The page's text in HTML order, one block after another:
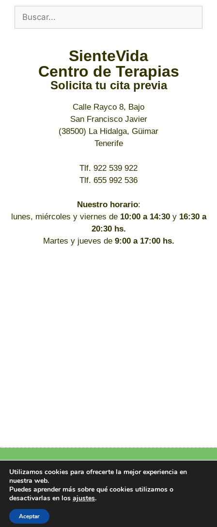
SienteVida
Centro de Terapias
Solicita tu cita previa
Calle Rayco 8, Bajo
San Francisco Javier
(38500) La Hidalga, Güimar
Tenerife
Tlf. 922 539 922
Tlf. 655 992 536
Nuestro horario:
lunes, miércoles y viernes de 10:00 a 14:30y 16:30 a
20:30 hs.
Martes y jueves de 9:00 a 17:00 hs.
Política de Privacidad |Política de Cookies |Aviso Legal|Más información
Copyright 2026 © Design by Perfectoweb.Net
Utilizamos cookies para ofrecerte la mejor experiencia en
nuestra web.
Puedes aprender más sobre qué cookies utilizamos o
desactivarlas en los ajustes.
Aceptar